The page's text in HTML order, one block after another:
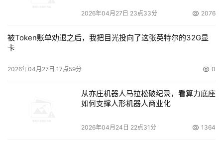
拟化基础培训，并且着重介绍了部署存储虚拟化时的注意事
需要怎样满足用户的存储需求。虚拟化实现的方式很多，雷
涛的介绍重点放在基于网络的存储虚拟化，此类型虚拟化方
案可以解决异构阵列互联互通问题，当然也存在挑战，比如
贡献给网络厂商，来共同完成虚拟化的任务。为此雷涛提出
一个共赢的发展模式，即存储厂商的核心智能维持在专有设
备里，而网络厂商则构建高速通道，吸引更多厂商共同参与
实施更大范围的虚拟化。雷涛把这种模式称为“网络厂商修
2026年04月27日 23点33分 2076
被Token账单劝退之后，我把目光投向了这张英特尔的32G显
卡
2026年04月27日 17点59分 0
从亦庄机器人马拉松破纪录，看算力底座
如何支撑人形机器人商业化
2026年04月24日 22点31分 1364